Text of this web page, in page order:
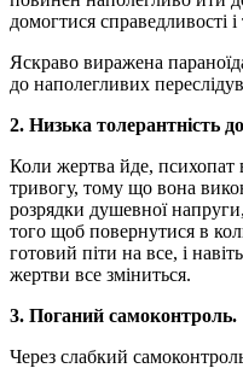
домогтися справедливості і
Яскраво виражена
до наполегливих
2. Низька толерантність
Коли жертва йде, психопат
тривогу, тому що вона
розрядки душевної
того щоб повернутися в
готовий піти на все, і
жертви все зміниться.
3. Поганий самоконтроль.
Через слабкий